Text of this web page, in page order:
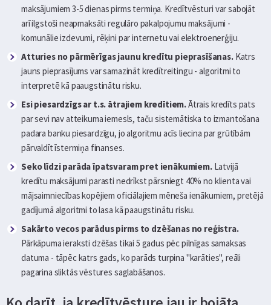
maksājumiem 3-5 dienas pirms termiņa. Kredītvēsturi var sabojāt
arī ilgstoši neapmaksāti regulāro pakalpojumu maksājumi -
komunālie izdevumi, rēķini par internetu vai elektroenerģiju.
Atturies no pārmērīgas jaunu kredītu pieprasīšanas.Katrs
jauns pieprasījums var samazināt kredītreitingu - algoritmi to
interpretē kā paaugstinātu risku.
Esi piesardzīgs ar t.s. ātrajiem kredītiem.Ātrais kredīts pats
par sevi nav atteikuma iemesls, taču sistemātiska to izmantošana
padara banku piesardzīgu, jo algoritmu acīs liecina par grūtībām
pārvaldīt īstermiņa finanses.
Seko līdzi parāda īpatsvaram pret ienākumiem.Latvijā
kredītu maksājumi parasti nedrīkst pārsniegt 40% no klienta vai
mājsaimniecības kopējiem oficiālajiem mēneša ienākumiem, pretējā
gadījumā algoritmi to lasa kā paaugstinātu risku.
Sakārto vecos parādus pirms to dzēšanas no reģistra.
Pārkāpuma ieraksti dzēšas tikai 5 gadus pēc pilnīgas samaksas
datuma - tāpēc katrs gads, ko parāds turpina "karāties", reāli
pagarina sliktās vēstures saglabāšanos.